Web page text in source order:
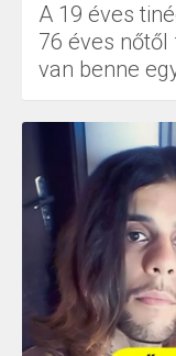
A 19 éves
76 éves
van benne